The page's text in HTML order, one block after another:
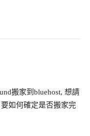
搬家到bluehost, 想請
如何確定是否搬家完